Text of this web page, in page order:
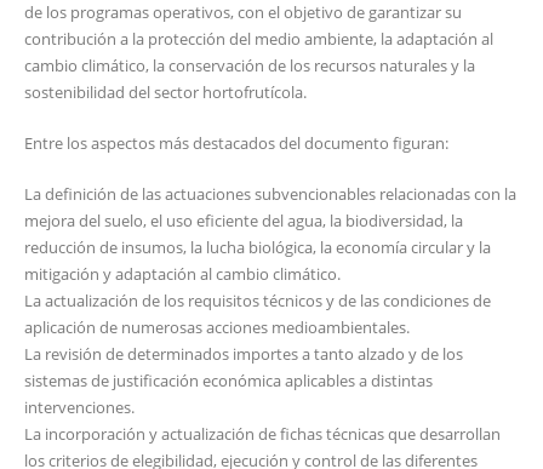
de los programas operativos, con el objetivo de garantizar su
contribución a la protección del medio ambiente, la adaptación al
cambio climático, la conservación de los recursos naturales y la
sostenibilidad del sector hortofrutícola.
Entre los aspectos más destacados del documento figuran:
La definición de las actuaciones subvencionables relacionadas con la
mejora del suelo, el uso eficiente del agua, la biodiversidad, la
reducción de insumos, la lucha biológica, la economía circular y la
mitigación y adaptación al cambio climático.
La actualización de los requisitos técnicos y de las condiciones de
aplicación de numerosas acciones medioambientales.
La revisión de determinados importes a tanto alzado y de los
sistemas de justificación económica aplicables a distintas
intervenciones.
La incorporación y actualización de fichas técnicas que desarrollan
los criterios de elegibilidad, ejecución y control de las diferentes